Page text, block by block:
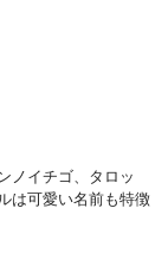
ノイチゴ、タロッ
は可愛い名前も特徴